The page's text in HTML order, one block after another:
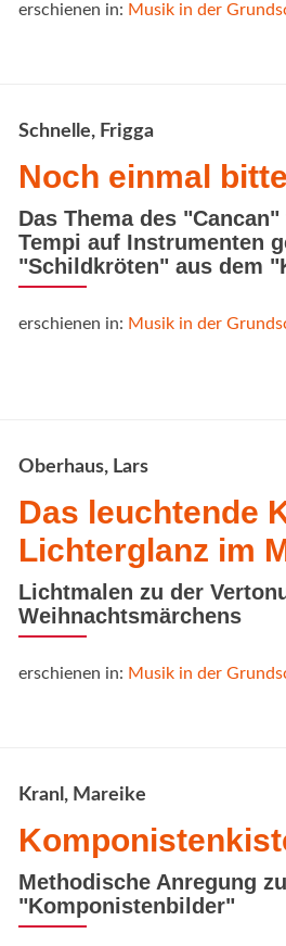
erschienen in: Musik in der
Schnelle, Frigga
Noch einmal
Das Thema des
Tempi auf Instrumenten
"Schildkröten" aus dem
erschienen in: Musik in der
Oberhaus, Lars
Das leuchtende
Lichterglanz im
Lichtmalen zu der
Weihnachtsmärchens
erschienen in: Musik in der
Kranl, Mareike
Methodische Anregung
"Komponistenbilder"